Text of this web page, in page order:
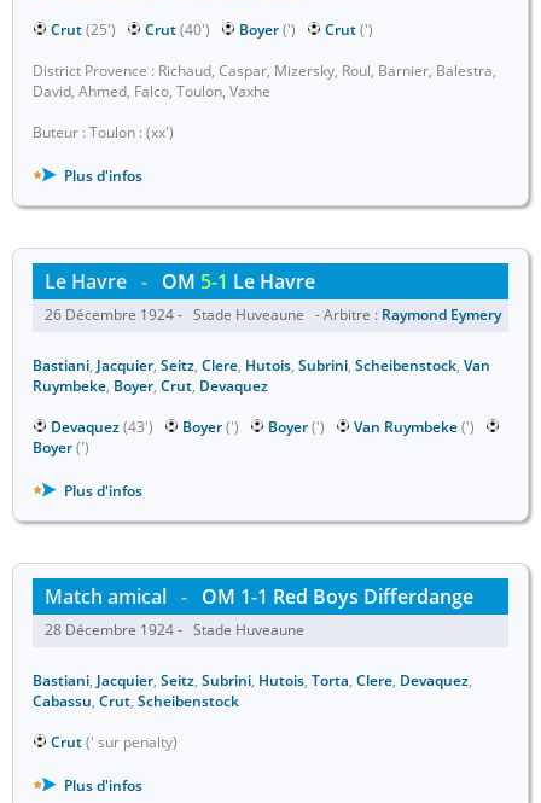
Crut(25') Crut(40') Boyer(') Crut(')
District Provence : Richaud, Caspar, Mizersky, Roul, Barnier, Balestra,
David, Ahmed, Falco, Toulon, Vaxhe
Buteur : Toulon : (xx')
Plus d'infos
Le Havre - OM 5-1 Le Havre
26 Décembre 1924 - Stade Huveaune - Arbitre : Raymond Eymery
Bastiani, Jacquier, Seitz, Clere, Hutois, Subrini, Scheibenstock, Van
Ruymbeke, Boyer, Crut, Devaquez
Devaquez(43') Boyer(') Boyer(') Van Ruymbeke(')
Boyer(')
Plus d'infos
Match amical - OM 1-1 Red Boys Differdange
28 Décembre 1924 - Stade Huveaune
Bastiani, Jacquier, Seitz, Subrini, Hutois, Torta, Clere, Devaquez,
Cabassu, Crut, Scheibenstock
Crut(' sur penalty)
Plus d'infos